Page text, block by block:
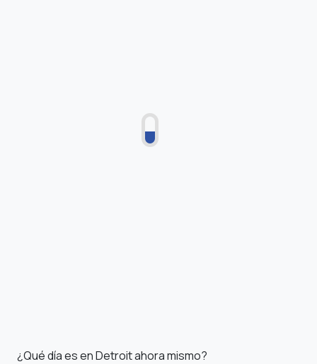
¿Qué día es en Detroit ahora mismo?